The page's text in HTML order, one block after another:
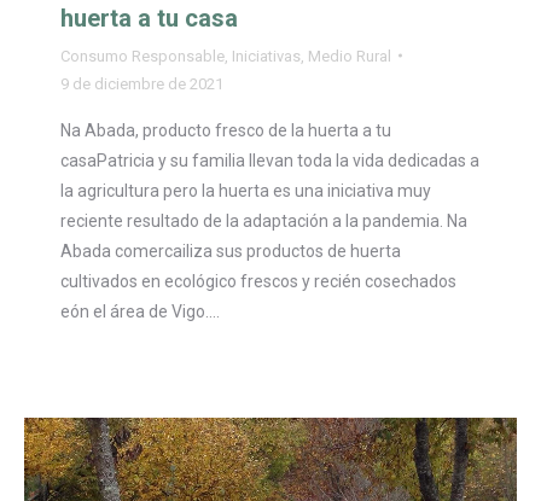
huerta a tu casa
Consumo Responsable Iniciativas Medio Rural
9 de diciembre de 2021
Na Abada, producto fresco de la huerta a tu
casaPatricia y su familia llevan toda la vida dedicadas a
la agricultura pero la huerta es una iniciativa muy
reciente resultado de la adaptación a la pandemia. Na
Abada comercailiza sus productos de huerta
cultivados en ecológico frescos y recién cosechados
eón el área de Vigo.…